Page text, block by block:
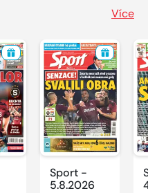
Více
Sport -
5.8.2026